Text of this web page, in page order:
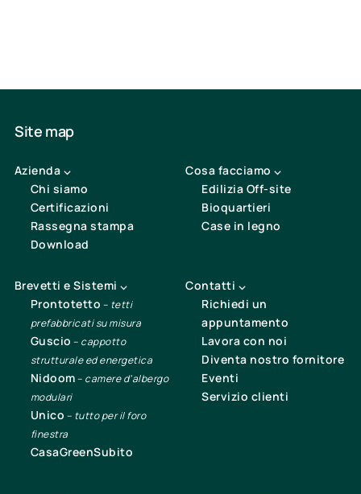
Site map
Azienda ⌵
Chi siamo
Certificazioni
Rassegna stampa
Download
Cosa facciamo ⌵
Edilizia Off-site
Bioquartieri
Case in legno
Brevetti e Sistemi ⌵
Prontotetto – tetti
prefabbricati su misura
Guscio – cappotto
strutturale ed energetica
Nidoom– camere d’albergo
modulari
Unico – tutto per il foro
finestra
CasaGreenSubito
Contatti ⌵
Richiedi un
appuntamento
Lavora con noi
Diventa nostro fornitore
Eventi
Servizio clienti